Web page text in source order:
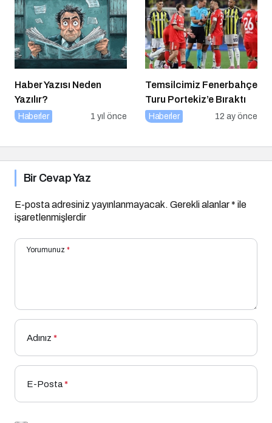
Haber Yazısı Neden
Yazılır?
Haberler 1 yıl önce
Temsilcimiz Fenerbahçe
Turu Portekiz’e Bıraktı
Haberler 12 ay önce
Bir Cevap Yaz
E-posta adresiniz yayınlanmayacak. Gerekli alanlar* ile
işaretlenmişlerdir
Yorumunuz *
Adınız *
E-Posta*